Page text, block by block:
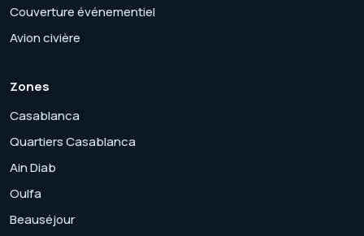
Couverture événementiel
Avion civière
Zones
Casablanca
Quartiers Casablanca
Ain Diab
Oulfa
Beauséjour